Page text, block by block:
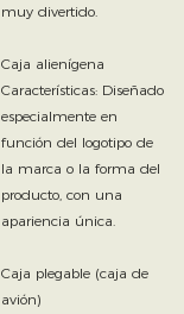
muy divertido.
Caja alienígena
Características: Diseñado
especialmente en
función del logotipo de
la marca o la forma del
producto, con una
apariencia única.
Caja plegable (caja de
avión)